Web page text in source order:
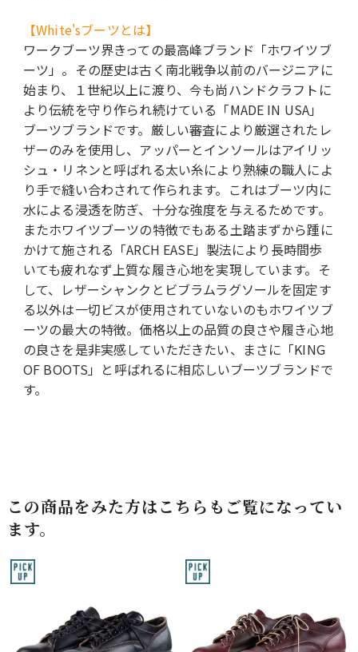
【White'sブーツとは】
ワークブーツ界きっての最高峰ブランド「ホワイツブ
ーツ」。その歴史は古く南北戦争以前のバージニアに
始まり、１世紀以上に渡り、今も尚ハンドクラフトに
より伝統を守り作られ続けている「MADE IN USA」
ブーツブランドです。厳しい審査により厳選されたレ
ザーのみを使用し、アッパーとインソールはアイリッ
シュ・リネンと呼ばれる太い糸により熟練の職人によ
り手で縫い合わされて作られます。これはブーツ内に
水による浸透を防ぎ、十分な強度を与えるためです。
またホワイツブーツの特徴でもある土踏まずから踵に
かけて施される「ARCH EASE」製法により長時間歩
いても疲れなず上質な履き心地を実現しています。そ
して、レザーシャンクとビブラムラグソールを固定す
る以外は一切ビスが使用されていないのもホワイツブ
ーツの最大の特徴。価格以上の品質の良さや履き心地
の良さを是非実感していただきたい、まさに「KING
OF BOOTS」と呼ばれるに相応しいブーツブランドで
す。
この商品をみた方はこちらもご覧になってい
ます。